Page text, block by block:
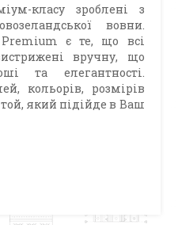
класу зроблені з
вовни.
Premium є те, що всі
вручну, що
та елегантності.
кольорів, розмірів
який підійде в Ваш